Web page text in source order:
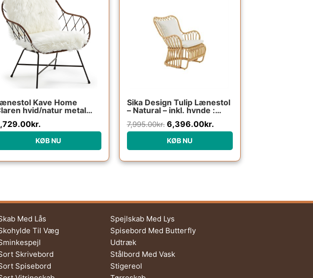
Kave Home
hvid/natur metal
betræk vintage
stil
kr.
KØB NU
Sika Design Tulip Lænestol
– Natural – inkl. hynde :
7,995.00kr.
var:
7,995.00kr..
6,396.00kr.
KØB NU
Med Lås
Til Væg
Skrivebord
Spisebord
Spejlskab Med Lys
Spisebord Med Butterfly
Udtræk
Stålbord Med Vask
Stigereol